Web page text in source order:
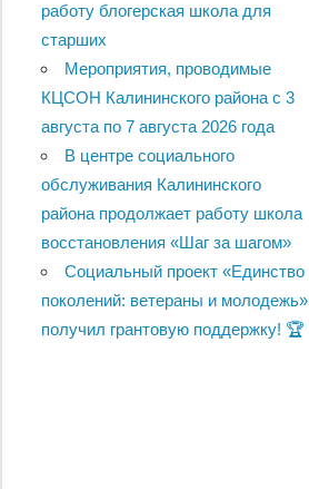
работу блогерская школа для
старших
Мероприятия, проводимые
КЦСОН Калининского района с 3
августа по 7 августа 2026 года
В центре социального
обслуживания Калининского
района продолжает работу школа
восстановления «Шаг за шагом»
Социальный проект «Единство
поколений: ветераны и молодежь»
получил грантовую поддержку! 🏆